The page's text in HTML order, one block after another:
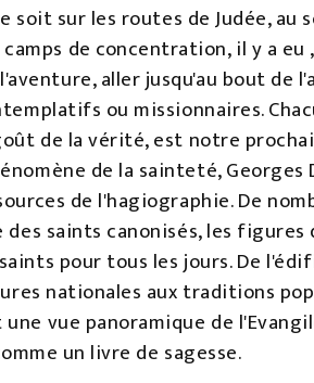
sur les routes de Judée, au
de concentration, il y a
aller jusqu'au bout de
ou missionnaires.
de la vérité, est notre
de la sainteté, Georges
de l'hagiographie. De
saints canonisés, les figures
pour tous les jours. De
nationales aux traditions
vue panoramique de
un livre de sagesse.